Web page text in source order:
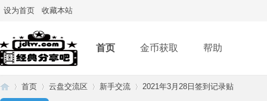
设为首页 收藏本站
首页 金币获取 帮助
首页 云盘交流区 新手交流 2021年3月28日签到记录贴